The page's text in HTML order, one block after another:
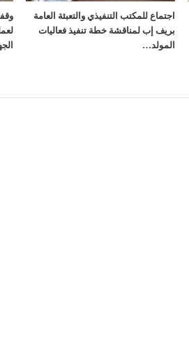
اجتماع للمكتب التنفيذي والتعبئة العامة
بريف إب لمناقشة خطة تنفيذ فعاليات
المولد…